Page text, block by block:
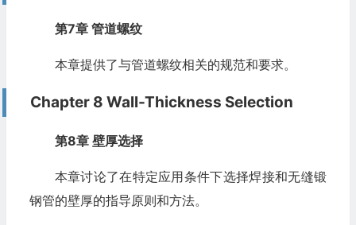
第7章 管道螺纹
本章提供了与管道螺纹相关的规范和要求。
Chapter 8 Wall-Thickness Selection
第8章 壁厚选择
本章讨论了在特定应用条件下选择焊接和无缝锻
钢管的壁厚的指导原则和方法。